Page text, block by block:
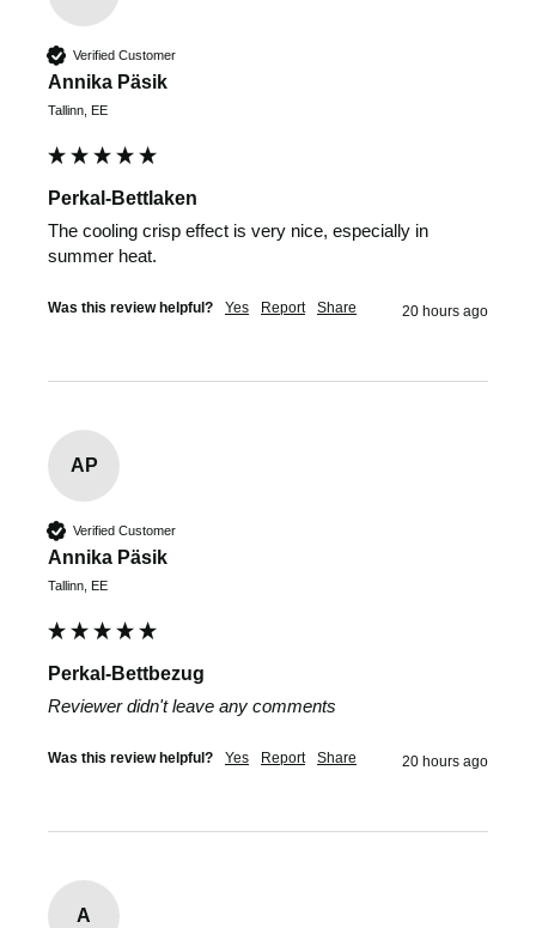
Verified Customer
Annika Päsik
Tallinn, EE
Perkal-Bettlaken
The cooling crisp effect is very nice, especially in
summer heat.
Was this review helpful? Yes Report Share 20 hours ago
AP
Verified Customer
Annika Päsik
Tallinn, EE
Perkal-Bettbezug
Reviewer didn't leave any comments
Was this review helpful? Yes Report Share 20 hours ago
A